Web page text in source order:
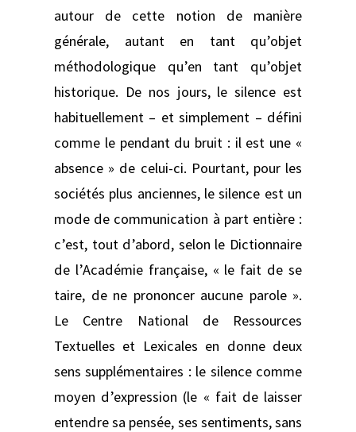
autour de cette notion de manière
générale, autant en tant qu’objet
méthodologique qu’en tant qu’objet
historique. De nos jours, le silence est
habituellement – et simplement – défini
comme le pendant du bruit : il est une «
absence » de celui-ci. Pourtant, pour les
sociétés plus anciennes, le silence est un
mode de communication à part entière :
c’est, tout d’abord, selon le Dictionnaire
de l’Académie française, « le fait de se
taire, de ne prononcer aucune parole ».
Le Centre National de Ressources
Textuelles et Lexicales en donne deux
sens supplémentaires : le silence comme
moyen d’expression (le « fait de laisser
entendre sa pensée, ses sentiments, sans